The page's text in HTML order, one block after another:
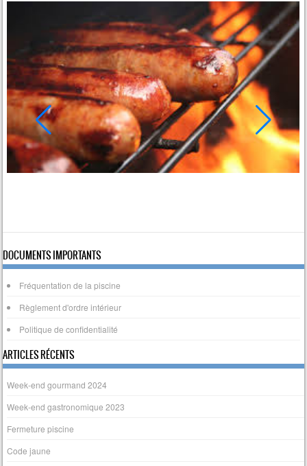
DOCUMENTS IMPORTANTS
Fréquentation de la piscine
Règlement d'ordre intérieur
Politique de confidentialité
ARTICLES RÉCENTS
Week-end gourmand 2024
Week-end gastronomique 2023
Fermeture piscine
Code jaune